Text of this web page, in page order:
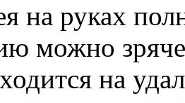
на руках
можно зряче
на